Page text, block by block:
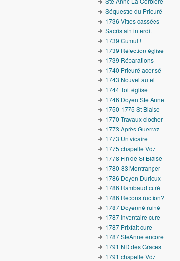
Séquestre du Prieuré
1736 Vitres cassées
Sacristain interdit
1739 Cumul !
1739 Réfection église
1739 Réparations
1740 Prieuré acensé
1743 Nouvel autel
1744 Toit église
1746 Doyen Ste Anne
1750-1775 St Blaise
1770 Travaux clocher
1773 Après Guerraz
1773 Un vicaire
1775 chapelle Vdz
1778 Fin de St Blaise
1780-83 Montranger
1786 Doyen Durieux
1786 Rambaud curé
1786 Reconstruction?
1787 Doyenné ruiné
1787 Inventaire cure
1787 Prixfait cure
1787 SteAnne encore
1791 ND des Graces
1791 chapelle Vdz